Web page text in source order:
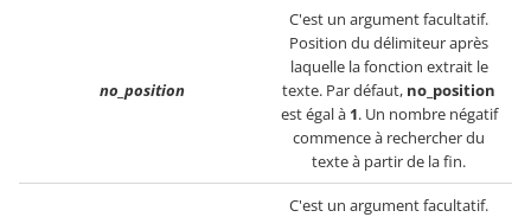
no_position
C'est un argument facultatif.
Position du délimiteur après
laquelle la fonction extrait le
texte. Par défaut, no_position
est égal à 1. Un nombre négatif
commence à rechercher du
texte à partir de la fin.
C'est un argument facultatif.